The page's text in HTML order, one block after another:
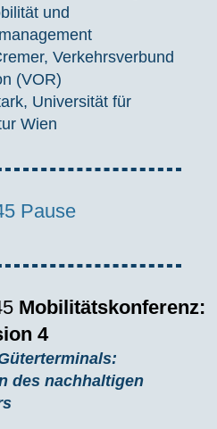
und
Verkehrsverbund
(VOR)
Universität für
Wien
Pause
Mobilitätskonferenz:
4
des nachhaltigen